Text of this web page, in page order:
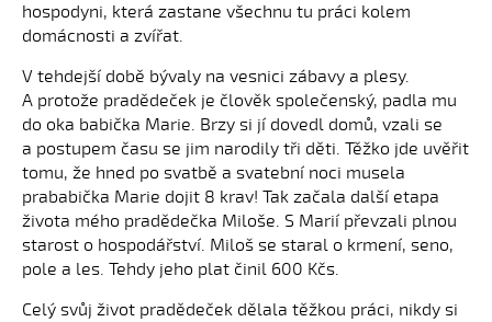
hospodyni, která zastane všechnu tu práci kolem
domácnosti a zvířat.
V tehdejší době bývaly na vesnici zábavy a plesy.
A protože pradědeček je člověk společenský, padla mu
do oka babička Marie. Brzy si jí dovedl domů, vzali se
a postupem času se jim narodily tři děti. Těžko jde uvěřit
tomu, že hned po svatbě a svatební noci musela
prababička Marie dojit 8 krav! Tak začala další etapa
života mého pradědečka Miloše. S Marií převzali plnou
starost o hospodářství. Miloš se staral o krmení, seno,
pole a les. Tehdy jeho plat činil 600 Kčs.
Celý svůj život pradědeček dělala těžkou práci, nikdy si